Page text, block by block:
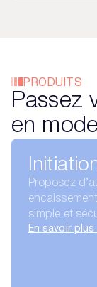
PRODUITS
Passez
en
Proposez
simple et
En savoir